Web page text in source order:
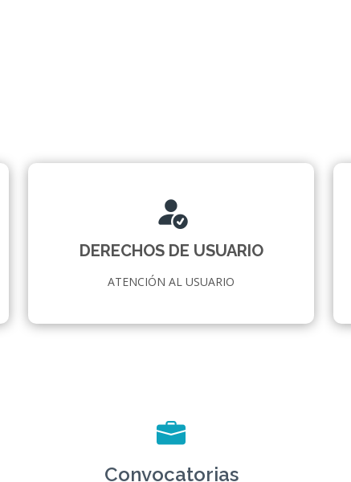
DERECHOS DE USUARIO
ATENCIÓN AL USUARIO
Convocatorias